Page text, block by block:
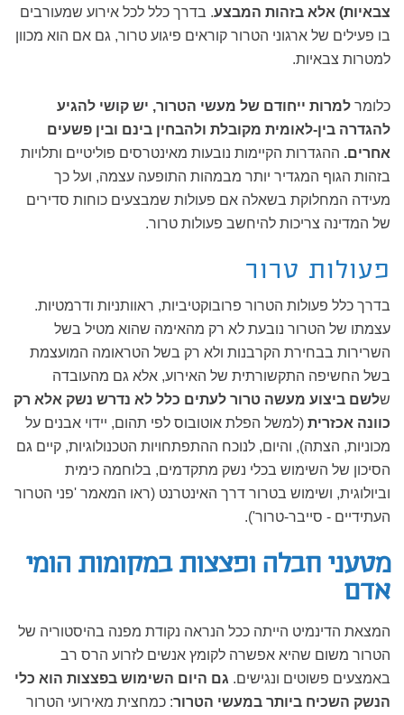
צבאיות) אלא בזהות המבצע. בדרך כלל לכל אירוע שמעורבים
בו פעילים של ארגוני הטרור קוראים פיגוע טרור, גם אם הוא מכוון
למטרות צבאיות.
כלומר למרות ייחודם של מעשי הטרור, יש קושי להגיע
להגדרה בין-לאומית מקובלת ולהבחין בינם ובין פשעים
אחרים. ההגדרות הקיימות נובעות מאינטרסים פוליטיים ותלויות
בזהות הגוף המגדיר יותר מבמהות התופעה עצמה, ועל כך
מעידה המחלוקת בשאלה אם פעולות שמבצעים כוחות סדירים
של המדינה צריכות להיחשב פעולות טרור.
פעולות טרור
בדרך כלל פעולות הטרור פרובוקטיביות, ראוותניות ודרמטיות.
עצמתו של הטרור נובעת לא רק מהאימה שהוא מטיל בשל
השרירות בבחירת הקרבנות ולא רק בשל הטראומה המועצמת
בשל החשיפה התקשורתית של האירוע, אלא גם מהעובדה
שלשם ביצוע מעשה טרור לעתים כלל לא נדרש נשק אלא רק
כוונה אכזרית (למשל הפלת אוטובוס לפי תהום, יידוי אבנים על
מכוניות, הצתה), והיום, לנוכח ההתפתחויות הטכנולוגיות, קיים גם
הסיכון של השימוש בכלי נשק מתקדמים, בלוחמה כימית
וביולוגית, ושימוש בטרור דרך האינטרנט (ראו המאמר 'פני הטרור
העתידיים - סייבר-טרור').
מטעני חבלה ופצצות במקומות הומי
אדם
המצאת הדינמיט הייתה ככל הנראה נקודת מפנה בהיסטוריה של
הטרור משום שהיא אפשרה לקומץ אנשים לזרוע הרס רב
באמצעים פשוטים ונגישים. גם היום השימוש בפצצות הוא כלי
הנשק השכיח ביותר במעשי הטרור: כמחצית מאירועי הטרור